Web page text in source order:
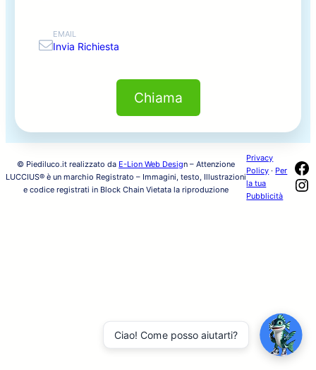
EMAIL
Invia Richiesta
Chiama
© Piediluco.it realizzato da E-Lion Web Design – Attenzione
LUCCIUS® è un marchio Registrato – Immagini, testo, Illustrazioni
e codice registrati in Block Chain Vietata la riproduzione
Privacy
Policy · Per
la tua
Pubblicità
Ciao! Come posso aiutarti?